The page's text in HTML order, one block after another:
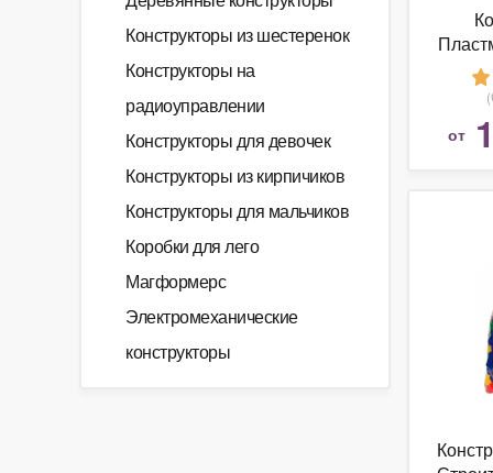
Конструкторы из шестеренок
Конструкторы на
радиоуправлении
Конструкторы для девочек
Конструкторы из кирпичиков
Конструкторы для мальчиков
Коробки для лего
Магформерс
Электромеханические
конструкторы
1 В
от